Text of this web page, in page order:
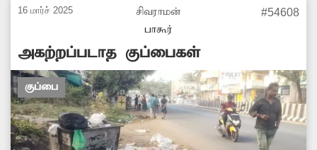
வேண்டும்.
16 மார்ச் 2025
சிவராமன்
பாகூர்
#54608
அகற்றப்படாத குப்பைகள்
குப்பை